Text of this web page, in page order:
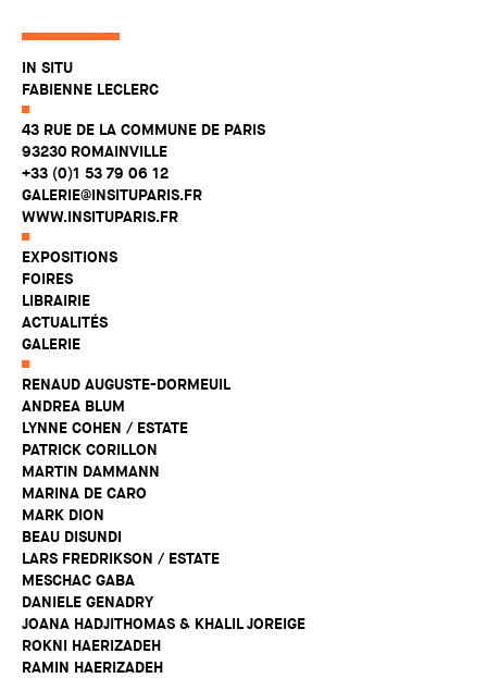
IN SITU
FABIENNE LECLERC
43 RUE DE LA COMMUNE DE PARIS
93230 ROMAINVILLE
+33 (0)1 53 79 06 12
GALERIE@INSITUPARIS.FR
WWW.INSITUPARIS.FR
EXPOSITIONS
FOIRES
LIBRAIRIE
ACTUALITÉS
GALERIE
RENAUD AUGUSTE-DORMEUIL
ANDREA BLUM
LYNNE COHEN / ESTATE
PATRICK CORILLON
MARTIN DAMMANN
MARINA DE CARO
MARK DION
BEAU DISUNDI
LARS FREDRIKSON / ESTATE
MESCHAC GABA
DANIELE GENADRY
JOANA HADJITHOMAS & KHALIL JOREIGE
ROKNI HAERIZADEH
RAMIN HAERIZADEH